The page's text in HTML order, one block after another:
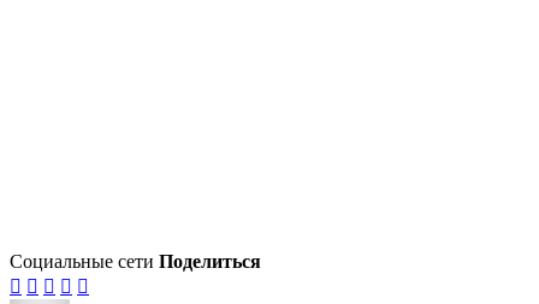
Социальные сети Поделиться
    